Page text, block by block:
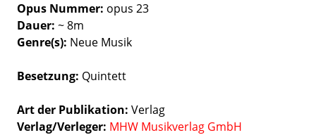
Opus Nummer opus 23
Dauer ~ 8m
Genre(s) Neue Musik
Besetzung Quintett
Art der Publikation Verlag
Verlag/Verleger MHW Musikverlag GmbH